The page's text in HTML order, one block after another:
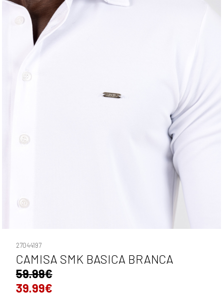
27044197
CAMISA SMK BASICA BRANCA
59.99€
39.99€